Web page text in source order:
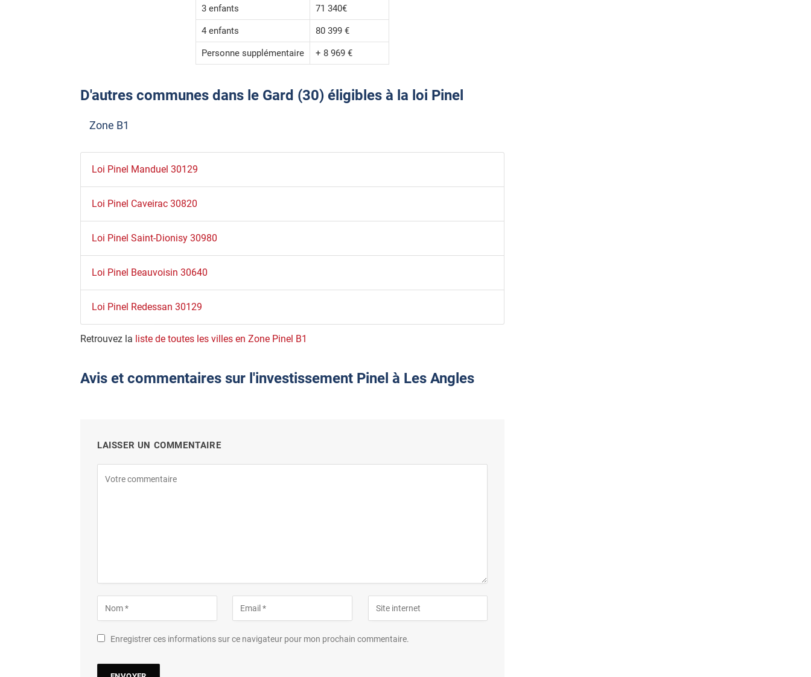
3 enfants 71 340€
4 enfants 80 399 €
Personne supplémentaire + 8 969 €
D'autres communes dans le Gard (30) éligibles à la loi Pinel
Zone B1
Loi Pinel Manduel 30129
Loi Pinel Caveirac 30820
Loi Pinel Saint-Dionisy 30980
Loi Pinel Beauvoisin 30640
Loi Pinel Redessan 30129
Retrouvez la liste de toutes les villes en Zone Pinel B1
Avis et commentaires sur l'investissement Pinel à Les Angles
LAISSER UN COMMENTAIRE
Enregistrer ces informations sur ce navigateur pour mon prochain commentaire.